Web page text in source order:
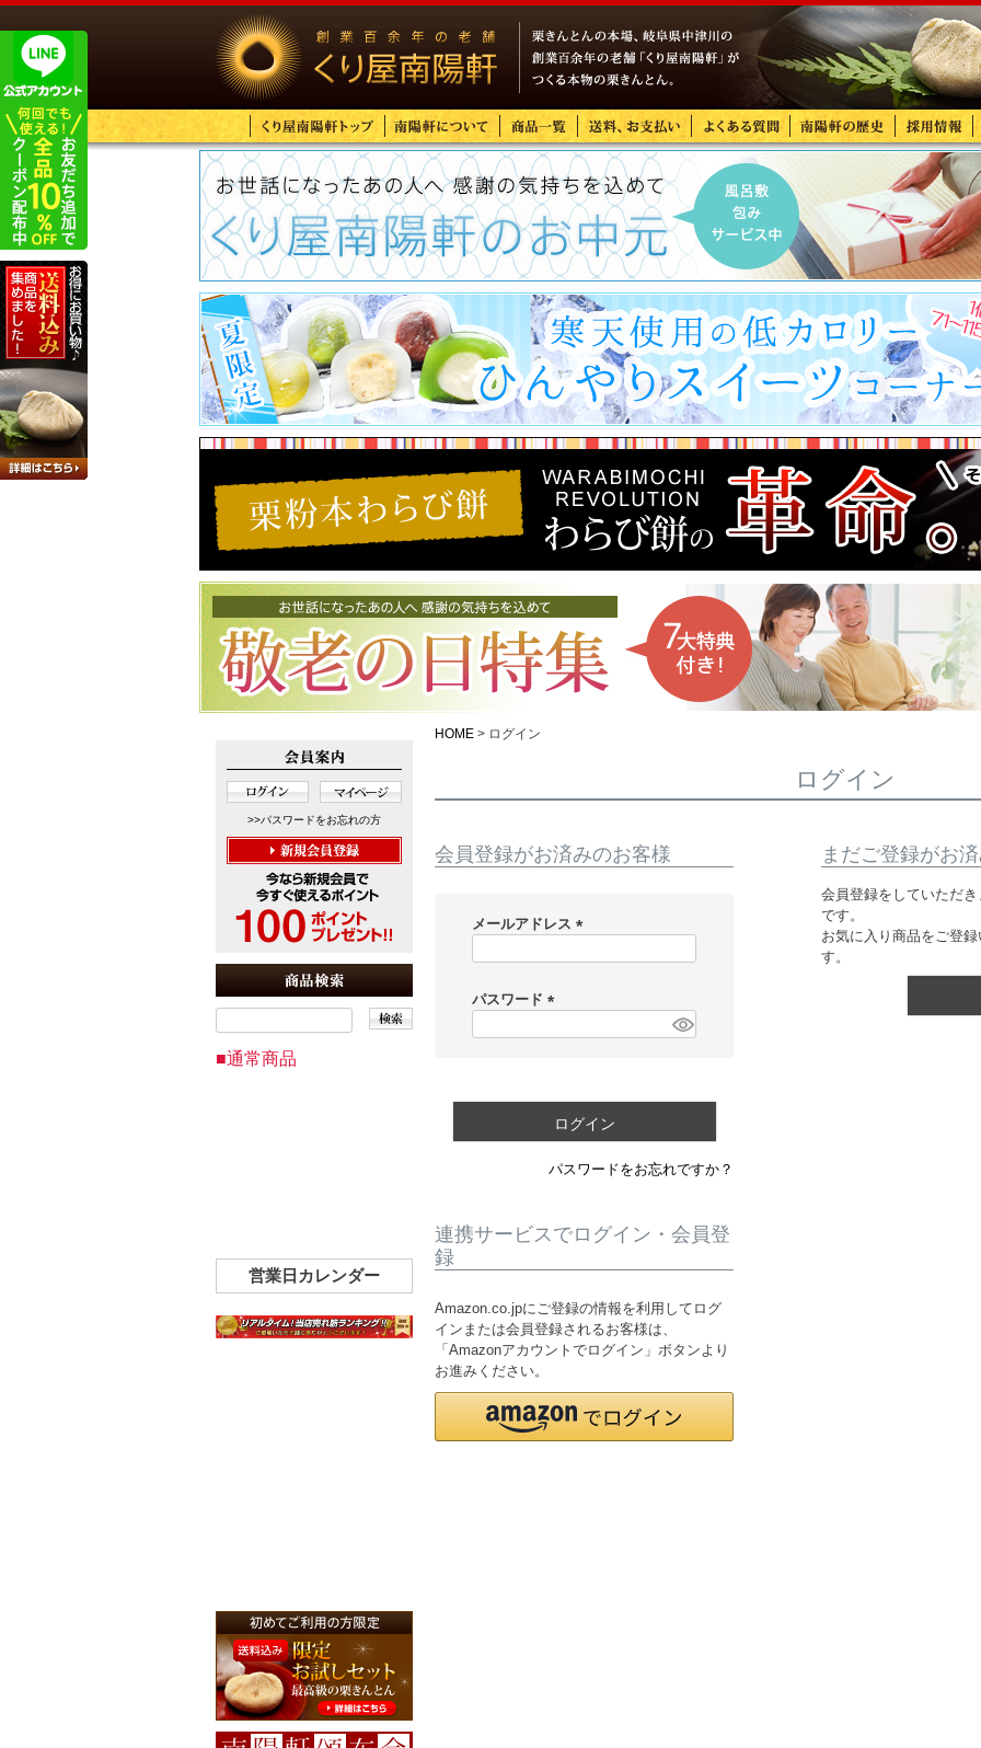
>>パスワードをお忘れの方
■通常商品
営業日カレンダー
HOME ログイン
ログイン
会員登録がお済みのお客様
メールアドレス
)
パスワード
ログイン
パスワードをお忘れですか？
連携サービスでログイン・会員登
録
Amazon.co.jpにご登録の情報を利用してログ
インまたは会員登録されるお客様は、
「Amazonアカウントでログイン」ボタンより
お進みください。
まだご登録がお
会員登録をしていただ
です。
お気に入り商品をご登
す。